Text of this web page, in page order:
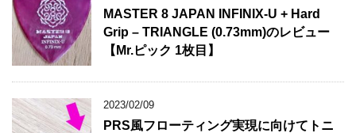
MASTER 8 JAPAN INFINIX-U + Hard
Grip – TRIANGLE (0.73mm)のレビュー
【Mr.ピック 1枚目】
2023/02/09
PRS風フローティング実現に向けてトニ